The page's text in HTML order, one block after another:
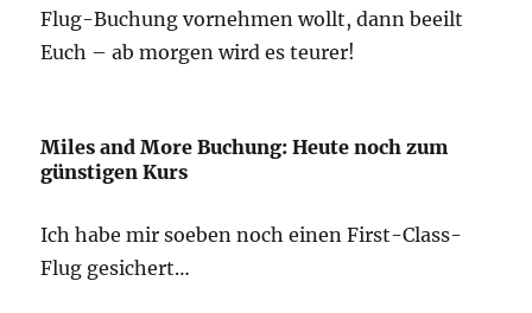
Flug-Buchung vornehmen wollt, dann beeilt
Euch – ab morgen wird es teurer!
Miles and More Buchung: Heute noch zum
günstigen Kurs
Ich habe mir soeben noch einen First-Class-
Flug gesichert…